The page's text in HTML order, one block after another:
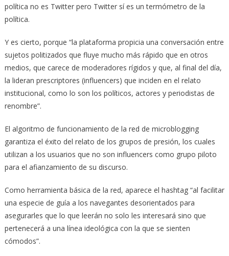
política no es Twitter pero Twitter sí es un termómetro de la
política.
Y es cierto, porque “la plataforma propicia una conversación entre
sujetos politizados que fluye mucho más rápido que en otros
medios, que carece de moderadores rígidos y que, al final del día,
la lideran prescriptores (influencers) que inciden en el relato
institucional, como lo son los políticos, actores y periodistas de
renombre”.
El algoritmo de funcionamiento de la red de microblogging
garantiza el éxito del relato de los grupos de presión, los cuales
utilizan a los usuarios que no son influencers como grupo piloto
para el afianzamiento de su discurso.
Como herramienta básica de la red, aparece el hashtag “al facilitar
una especie de guía a los navegantes desorientados para
asegurarles que lo que leerán no solo les interesará sino que
pertenecerá a una línea ideológica con la que se sienten
cómodos”.